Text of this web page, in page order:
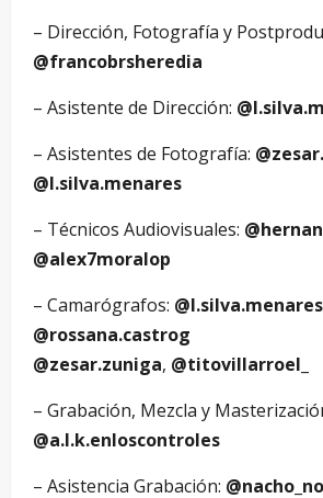
– Dirección, Fotografía y
@francobrsheredia
– Asistente de Dirección:
– Asistentes de Fotografía:
@l.silva.menares
– Técnicos Audiovisuales:
@alex7moralop
– Camarógrafos: @l.silva.menares
@rossana.castrog
@zesar.zuniga, @titovillarroel_
– Grabación, Mezcla y
@a.l.k.enloscontroles
– Asistencia Grabación: